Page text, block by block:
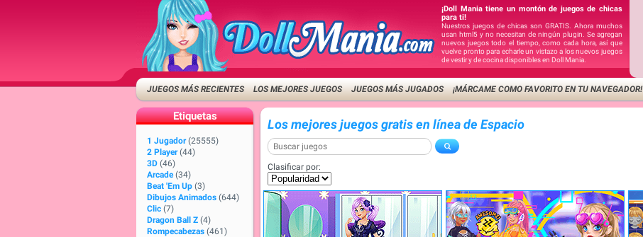
¡Doll Mania tiene un montón de juegos de chicas
para ti!
Nuestros juegos de chicas son GRATIS. Ahora muchos
usan html5 y no necesitan de ningún plugin. Se agregan
nuevos juegos todo el tiempo, como cada hora, así que
vuelve pronto para echarle un vistazo a los nuevos juegos
de vestir y de cocina disponibles en Doll Mania.
JUEGOS MÁS RECIENTES LOS MEJORES JUEGOS JUEGOS MÁS JUGADOS ¡MÁRCAME COMO FAVORITO EN TU NAVEGADOR!
Etiquetas
1 Jugador (25555)
2 Player (44)
3D (46)
Arcade (34)
Beat 'Em Up (3)
Dibujos Animados (644)
Clic (7)
Dragon Ball Z (4)
Rompecabezas (461)
Los mejores juegos gratis en línea de Espacio
Clasificar por: